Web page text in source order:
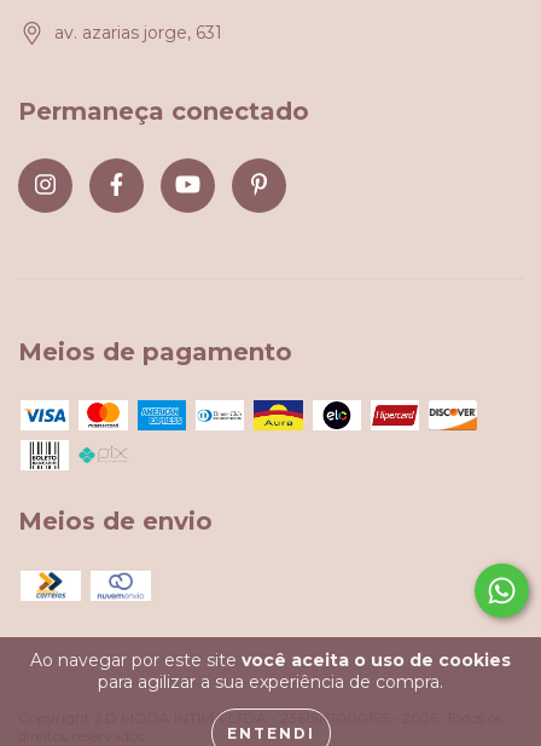
Ao navegar por este site você aceita o uso de cookies
para agilizar a sua experiência de compra.
ENTENDI
av. azarias jorge, 631
Permaneça conectado
Meios de pagamento
Meios de envio
Copyright J D MODA INTIMA LTDA - 23615161000195 - 2026. Todos os